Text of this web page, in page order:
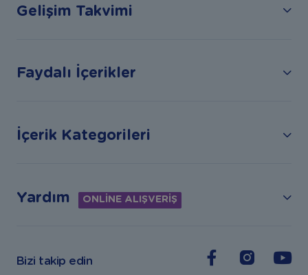
Gelişim Takvimi
Faydalı İçerikler
İçerik Kategorileri
Yardım ONLİNE ALIŞVERİŞ
Bizi takip edin